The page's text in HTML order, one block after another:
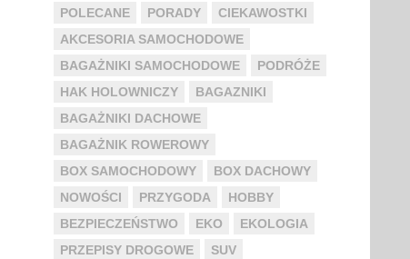
POLECANE PORADY
CIEKAWOSTKI
AKCESORIA SAMOCHODOWE
BAGAŻNIKI SAMOCHODOWE
PODRÓŻE
HAK HOLOWNICZY
BAGAZNIKI
BAGAŻNIKI DACHOWE
BAGAŻNIK ROWEROWY
BOX SAMOCHODOWY
BOX DACHOWY
NOWOŚCI
PRZYGODA
HOBBY
BEZPIECZEŃSTWO
EKO
EKOLOGIA
PRZEPISY DROGOWE
SUV